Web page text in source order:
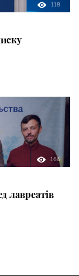
118
166
лавреатів